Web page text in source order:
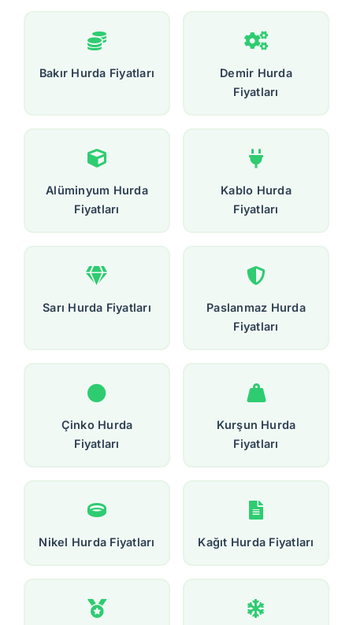
Bakır Hurda Fiyatları
Demir Hurda
Fiyatları
Alüminyum Hurda
Fiyatları
Kablo Hurda
Fiyatları
Sarı Hurda Fiyatları
Paslanmaz Hurda
Fiyatları
Çinko Hurda
Fiyatları
Kurşun Hurda
Fiyatları
Nikel Hurda Fiyatları Kağıt Hurda Fiyatları